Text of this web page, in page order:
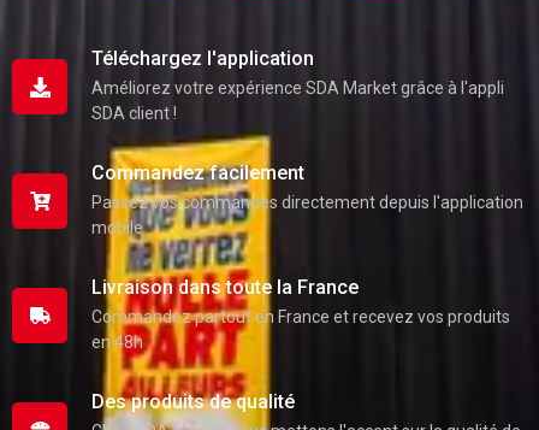
Téléchargez l'application
Améliorez votre expérience SDA Market grâce à l'appli
SDA client !
Commandez facilement
Passez vos commandes directement depuis l'application
mobile
Livraison dans toute la France
Commandez partout en France et recevez vos produits
en 48h
Des produits de qualité